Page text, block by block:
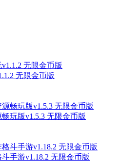
无限金币版
玩版v1.5.3 无限金币版
手游v1.18.2 无限金币版